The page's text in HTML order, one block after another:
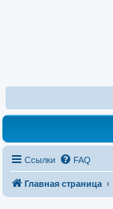
Ссылки FAQ
Главная страница